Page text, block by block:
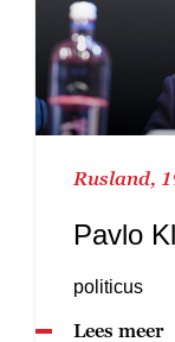
Rusland,
Pavlo
politicus
Lees meer